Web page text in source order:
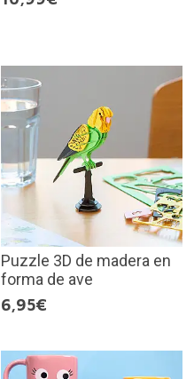
Puzzle 3D de madera en
forma de ave
6,95€